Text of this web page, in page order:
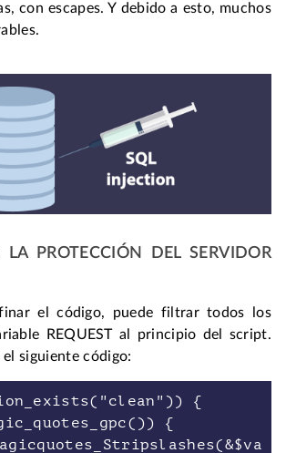
con escapes. Y debido a esto, muchos
LA PROTECCIÓN DEL SERVIDOR
el código, puede filtrar todos los
REQUEST al principio del script.
siguiente código:
{
{